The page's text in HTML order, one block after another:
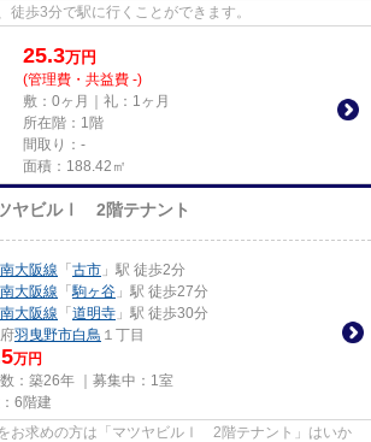
徒歩3分で駅に行くことができます。
25.3万円
(管理費・共益費 -)
敷：0ヶ月｜礼：1ヶ月
所在階：1階
間取り：-
面積：188.42㎡
ヤビルⅠ 2階テナント
大阪線 「 古市 」駅 徒歩2分
大阪線 「駒ヶ谷 」駅 徒歩27分
大阪線 「 道明寺 」駅 徒歩30分
羽曳野市白鳥 １丁目
万円
：築26年 ｜募集中： 1室
6階建
お求めの方は「マツヤビルⅠ 2階テナント」はいか